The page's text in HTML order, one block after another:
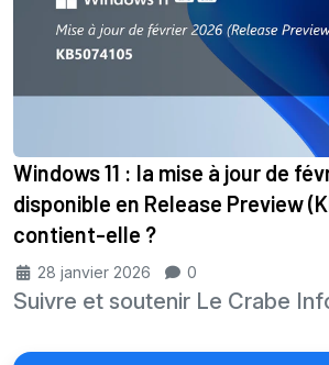
Windows 11 : la mise à jour de
disponible en Release Preview
contient-elle ?
28 janvier 2026 0
Suivre et soutenir Le Crabe